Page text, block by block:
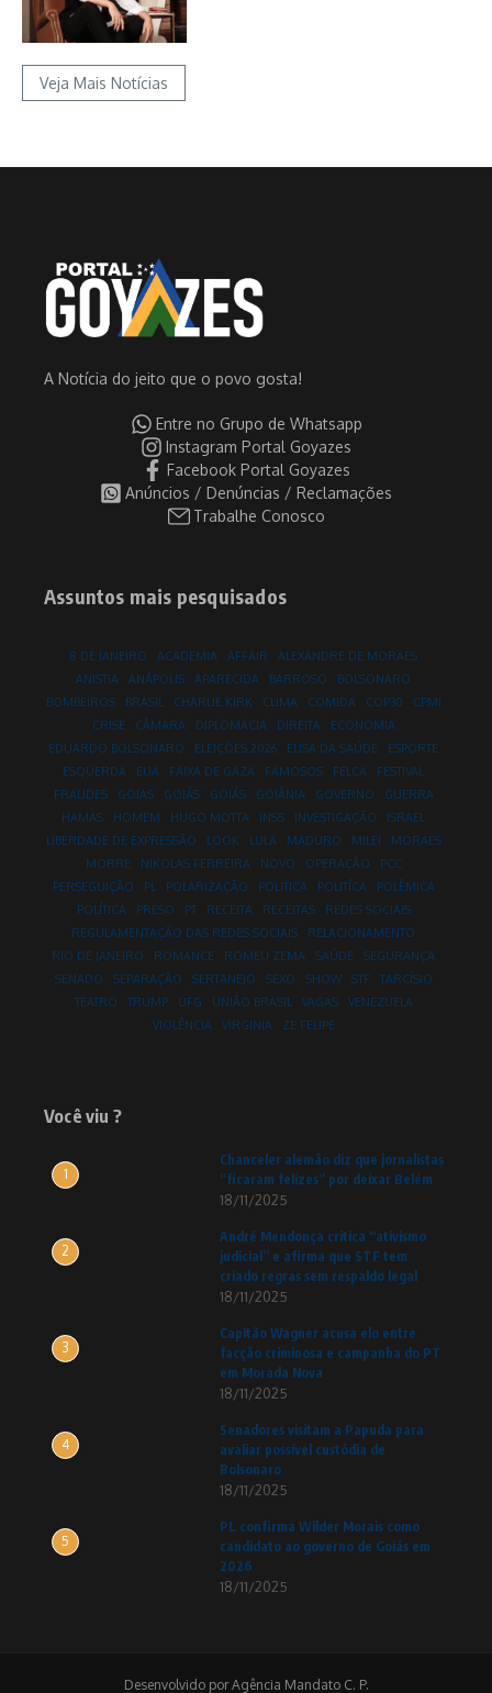
Veja Mais Notícias
A Notícia do jeito que o povo gosta!
Entre no Grupo de Whatsapp
Instagram Portal Goyazes
Facebook Portal Goyazes
Anúncios / Denúncias / Reclamações
Trabalhe Conosco
Assuntos mais pesquisados
8 DE JANEIRO ACADEMIA AFFAIR
ALEXANDRE DE MORAES
ANISTIA
ANÁPOLIS APARECIDA BARROSO
BOLSONARO
BOMBEIROS
BRASIL CHARLIE KIRK CLIMA COMIDA COP30
CPMI
CRISE
CÂMARA DIPLOMACIA DIREITA
ECONOMIA
EDUARDO BOLSONARO
ELEIÇÕES 2026 ELISA DA SAÚDE
ESPORTE
ESQUERDA
EUA FAIXA DE GAZA FAMOSOS FELCA
FESTIVAL
FRAUDES
GOIAS GOIÁS GOIÁS GOIÂNIA GOVERNO
GUERRA
HAMAS
HOMEM HUGO MOTTA INSS INVESTIGAÇÃO
ISRAEL
LIBERDADE DE EXPRESSÃO
LOOK LULA MADURO MILEI
MORAES
MORRE
NIKOLAS FERREIRA NOVO OPERAÇÃO
PCC
PERSEGUIÇÃO
PL POLARIZAÇÃO POLITICA POLITÍCA
POLÊMICA
POLÍTICA
PRESO PT RECEITA RECEITAS
REDES SOCIAIS
REGULAMENTAÇÃO DAS REDES SOCIAIS
RELACIONAMENTO
RIO DE JANEIRO
ROMANCE ROMEU ZEMA SAÚDE
SEGURANÇA
SENADO
SEPARAÇÃO SERTANEJO SEXO SHOW STF
TARCÍSIO
TEATRO
TRUMP UFG UNIÃO BRASIL VAGAS
VENEZUELA
VIOLÊNCIA
VIRGINIA ZE FELIPE
Você viu ?
1
Chanceler alemão diz que jornalistas
“ficaram felizes” por deixar Belém
18/11/2025
2
André Mendonça critica “ativismo
judicial” e afirma que STF tem
criado regras sem respaldo legal
18/11/2025
3
Capitão Wagner acusa elo entre
facção criminosa e campanha do PT
em Morada Nova
18/11/2025
4
Senadores visitam a Papuda para
avaliar possível custódia de
Bolsonaro
18/11/2025
5
PL confirma Wilder Morais como
candidato ao governo de Goiás em
2026
18/11/2025
Desenvolvido por Agência Mandato C. P.